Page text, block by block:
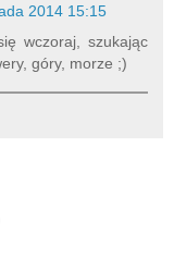
2014 15:15
wczoraj, szukając
góry, morze ;)